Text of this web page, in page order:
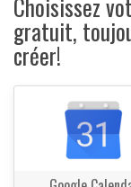
Choisissez
gratuit,
créer!